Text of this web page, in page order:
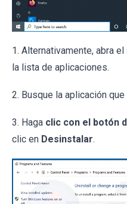
1. Alternativamente, abra el
la lista de aplicaciones.
2. Busque la aplicación
3. Haga clic con el botón
clic en Desinstalar.